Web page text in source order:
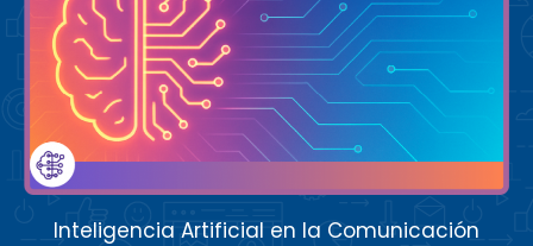
Inteligencia Artificial en la Comunicación